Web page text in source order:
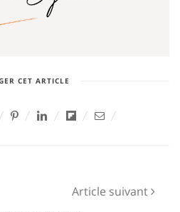
CET ARTICLE
Article suivant